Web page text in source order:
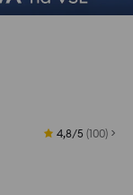
4,8/5 (100)